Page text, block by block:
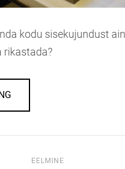
kodu sisekujundust
rikastada?
EELMINE